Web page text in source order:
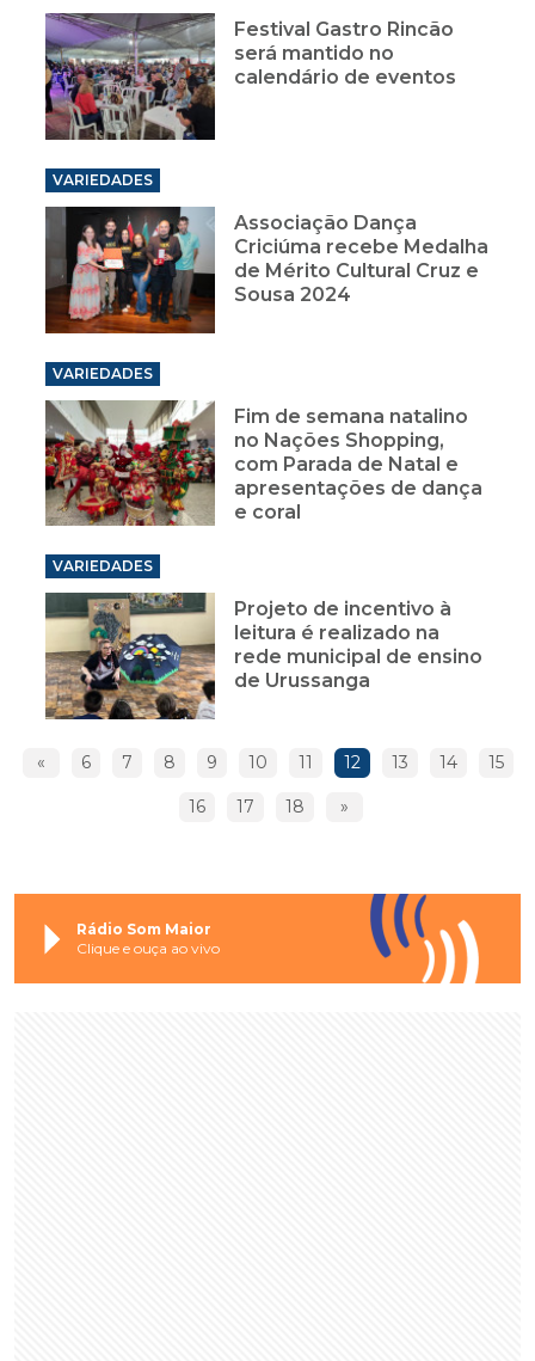
Festival Gastro Rincão
será mantido no
calendário de eventos
VARIEDADES
Associação Dança
Criciúma recebe Medalha
de Mérito Cultural Cruz e
Sousa 2024
VARIEDADES
Fim de semana natalino
no Nações Shopping,
com Parada de Natal e
apresentações de dança
e coral
VARIEDADES
Projeto de incentivo à
leitura é realizado na
rede municipal de ensino
de Urussanga
« 6 7 8 9 10 11 12 13 14 15
16 17 18 »
Rádio Som Maior
Clique e ouça ao vivo